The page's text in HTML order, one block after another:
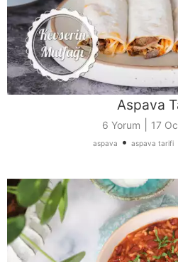
Aspava
6 Yorum 17
aspava • aspava tarifi